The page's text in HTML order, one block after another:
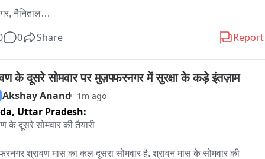
नैनिताल
सियासी घमासान तेज हो गया है,मामले के विरोध में भाजपा ने कांग्रेस के
सवाल उठाए. इसी क्रम में रामनगर में भी भाजपा कार्यकर्ताओं ने कांग्रेस का
फूंककर विरोध प्रदर्शन किया.
नेताओं ने आरोप लगाया कि कांग्रेस नेता सत्ता के अहंकार में पुलिस प्रशासन के
व्यवहार कर रहे हैं,उनका कहना है कि एसएसपी कार्यालय में पुलिस
के साथ कथित तौर पर जिस तरह का व्यवहार हुआ, वह बेहद गंभीर और
विधायक दीवान सिंह बिष्ट ने कहा कि हल्द्वानी में रैली के नाम पर जिस तरह की
0 Share Report
के दूसरे सोमवार पर मुज़फ्फरनगर में सुरक्षा के कड़े इंतज़ाम
Akshay Anand 1m ago
Uttar Pradesh:
के दूसरे सोमवार की तैयारी
श्रावण मास का कल दूसरा सोमवार है. श्रावन मास के सोमवार की